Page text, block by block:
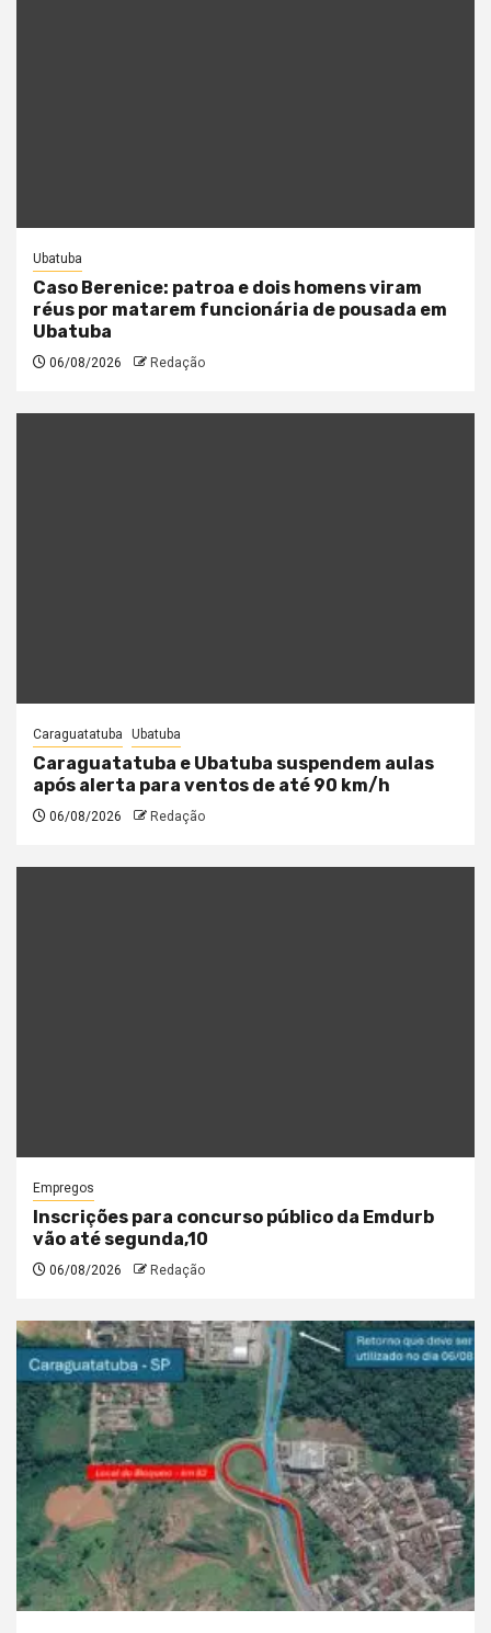
Ubatuba
Caso Berenice: patroa e dois homens viram
réus por matarem funcionária de pousada em
Ubatuba
06/08/2026 Redação
Caraguatatuba Ubatuba
Caraguatatuba e Ubatuba suspendem aulas
após alerta para ventos de até 90 km/h
06/08/2026 Redação
Empregos
Inscrições para concurso público da Emdurb
vão até segunda,10
06/08/2026 Redação